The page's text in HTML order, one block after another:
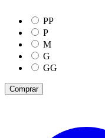
PP
P
M
G
GG
Comprar